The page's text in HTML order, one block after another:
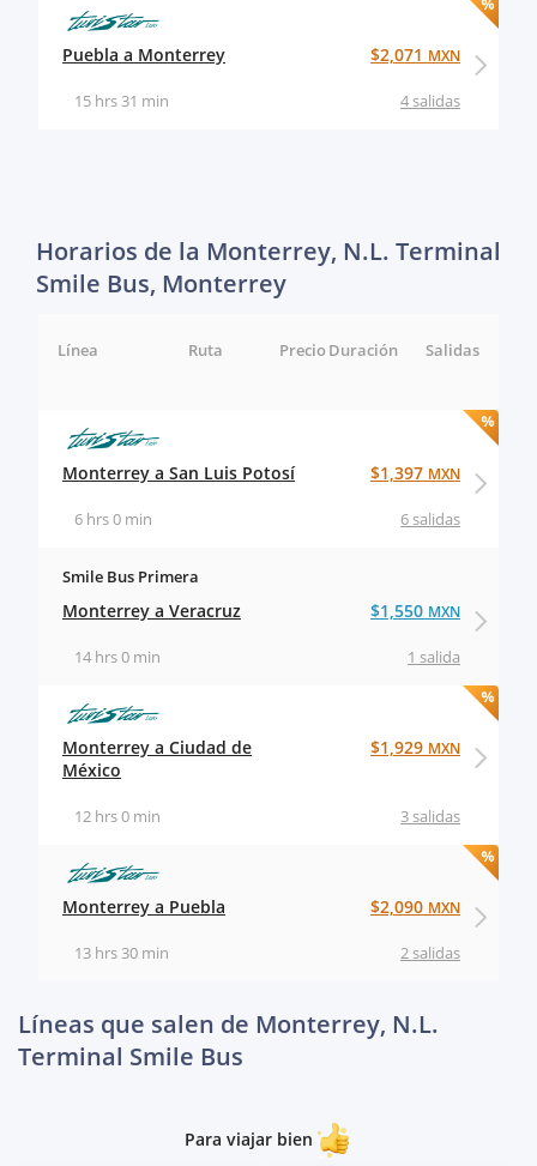
Puebla a Monterrey
4 salidas
15 hrs 31 min
$2,071 MXN
Horarios de la Monterrey, N.L. Terminal
Smile Bus, Monterrey
Línea Ruta Salidas
Duración
Precio
Monterrey a San Luis Potosí
6 salidas
6 hrs 0 min
$1,397 MXN
Smile Bus Primera
Monterrey a Veracruz
1 salida
14 hrs 0 min
$1,550 MXN
Monterrey a Ciudad de
México
3 salidas
12 hrs 0 min
$1,929 MXN
Monterrey a Puebla
2 salidas
13 hrs 30 min
$2,090 MXN
Líneas que salen de Monterrey, N.L.
Terminal Smile Bus
Para viajar bien